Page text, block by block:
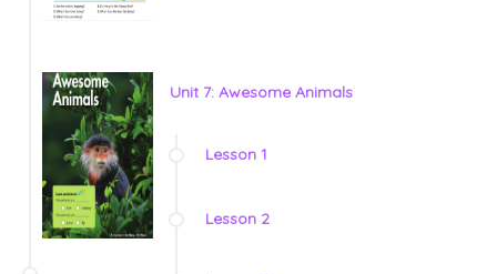
Unit 7: Awesome Animals
Lesson 1
Lesson 2